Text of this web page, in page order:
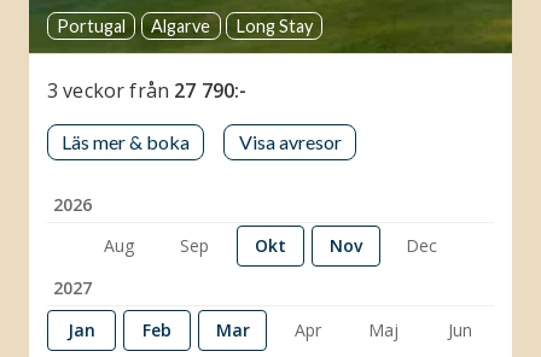
Portugal Algarve Long Stay
3 veckorfrån 27 790:-
Läs mer & boka Visa avresor
2026
Aug
Sep Okt Nov
Dec
2027
Jan
Feb Mar Apr Maj Jun